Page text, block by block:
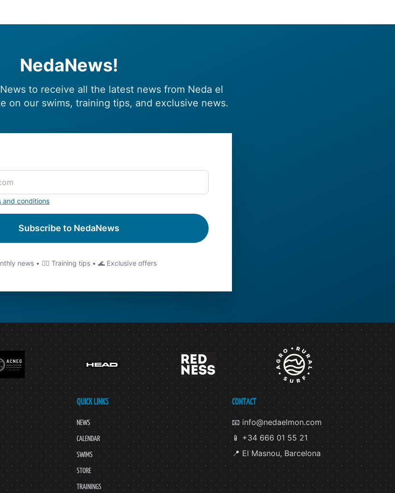
NedaNews!
to receive all the latest news from Neda el
on our swims, training tips, and exclusive news.
and conditions
Subscribe to NedaNews
news • 🏊‍♂️ Training tips • 🌊 Exclusive offers
QUICK LINKS
NEWS
CALENDAR
SWIMS
STORE
TRAININGS
CONTACT
📧 info@nedaelmon.com
📱 +34 666 01 55 21
📍 El Masnou, Barcelona